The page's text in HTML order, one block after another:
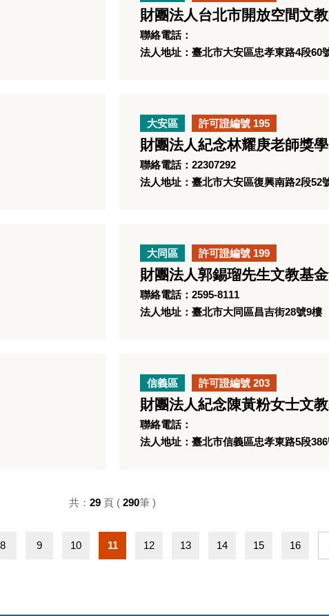
財團法人台北市開放空間文
聯絡電話：
法人地址：臺北市大安區忠孝東路4段60
大安區 許可證編號 195
財團法人紀念林耀庚老師獎
聯絡電話：22307292
法人地址：臺北市大安區復興南路2段52
大同區 許可證編號 199
財團法人郭錫瑠先生文教基
聯絡電話：2595-8111
法人地址：臺北市大同區昌吉街28號9樓
信義區 許可證編號 203
財團法人紀念陳黃粉女士文
聯絡電話：
法人地址：臺北市信義區忠孝東路5段
8 9 10 11 12 13 14 15 16
共： 29 頁 ( 290筆 )